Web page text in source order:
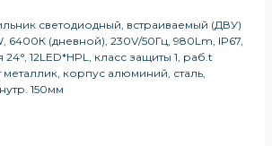
светодиодный, встраиваемый (ДВУ)
6400К (дневной), 230V/50Гц, 980Lm, IP67,
12LED*HPL, класс защиты 1, раб.t
металлик, корпус алюминий, сталь,
150мм